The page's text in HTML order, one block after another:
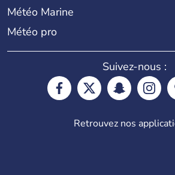
Météo Marine
Météo pro
Suivez-nous :
Retrouvez nos